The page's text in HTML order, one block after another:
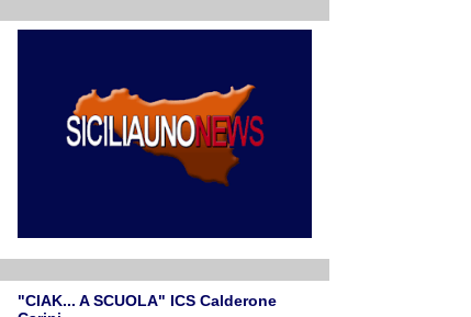
"CIAK... A SCUOLA" ICS Calderone